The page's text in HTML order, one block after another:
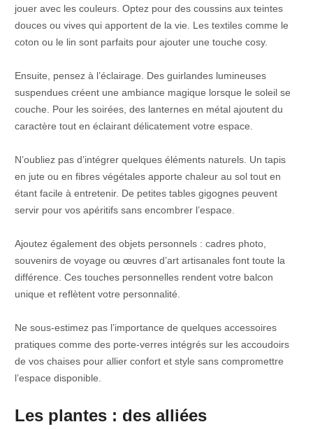
jouer avec les couleurs. Optez pour des coussins aux teintes
douces ou vives qui apportent de la vie. Les textiles comme le
coton ou le lin sont parfaits pour ajouter une touche cosy.
Ensuite, pensez à l’éclairage. Des guirlandes lumineuses
suspendues créent une ambiance magique lorsque le soleil se
couche. Pour les soirées, des lanternes en métal ajoutent du
caractère tout en éclairant délicatement votre espace.
N’oubliez pas d’intégrer quelques éléments naturels. Un tapis
en jute ou en fibres végétales apporte chaleur au sol tout en
étant facile à entretenir. De petites tables gigognes peuvent
servir pour vos apéritifs sans encombrer l’espace.
Ajoutez également des objets personnels : cadres photo,
souvenirs de voyage ou œuvres d’art artisanales font toute la
différence. Ces touches personnelles rendent votre balcon
unique et reflètent votre personnalité.
Ne sous-estimez pas l’importance de quelques accessoires
pratiques comme des porte-verres intégrés sur les accoudoirs
de vos chaises pour allier confort et style sans compromettre
l’espace disponible.
Les plantes : des alliées